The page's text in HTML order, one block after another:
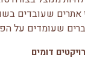
אתרים שעובדים
שעומדים על
דומים